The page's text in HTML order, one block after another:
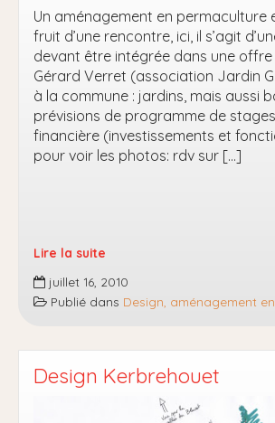
Un aménagement en permaculture
fruit d’une rencontre, ici, il s’agit
devant être intégrée dans une
Gérard Verret (association Jardin
à la commune : jardins, mais aussi
prévisions de programme de
financière (investissements et
pour voir les photos: rdv sur […]
Lire la suite
projet
d’ecocentre
les
Vosges
juillet 16, 2010
Publié dans Design, aménagement
Design Kerbrehouet